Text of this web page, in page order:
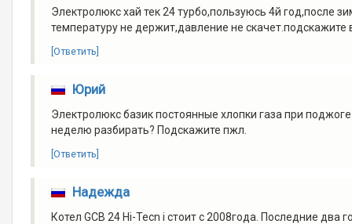
Электролюкс хай тек 24 турбо,пользуюсь 4й год,после
температуру не держит,давление не скачет.подскажите
[Ответить]
Юрий
Электролюкс базик постоянные хлопки газа при
неделю разбирать? Подскажите пжл.
[Ответить]
Надежда
Котел GCB 24 Hi-Tecn i стоит с 2008года. Последние